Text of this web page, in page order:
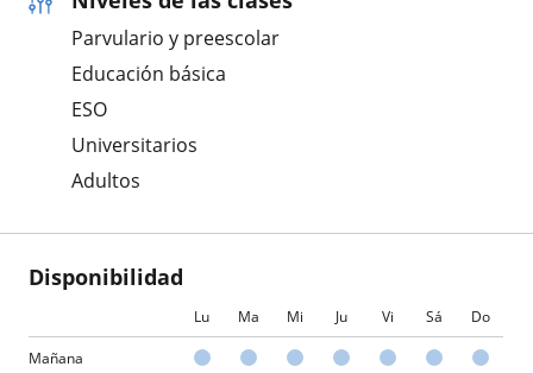
Parvulario y preescolar
Educación básica
ESO
Universitarios
Adultos
Disponibilidad
Lu Ma Mi Ju Vi Sá Do
Mañana